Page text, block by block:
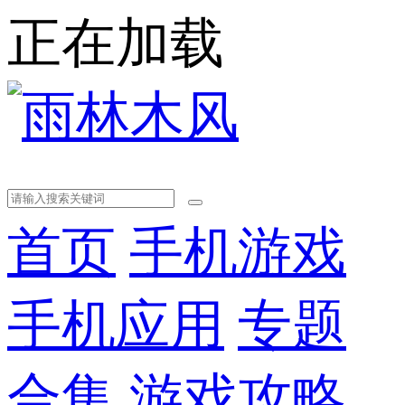
正在加载
首页 手机游戏
手机应用 专题